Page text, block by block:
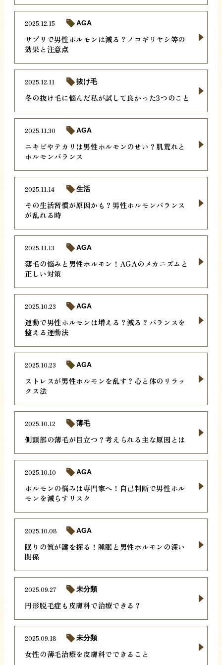
サプリで男性ホルモンは減る？ノコギリヤシ等の
効果と注意点
2025.12.15 AGA
冬の抜け毛に悩んだ私が試して良かった3つのこと
2025.12.11 抜け毛
ニキビやテカリは男性ホルモンのせい？肌荒れと
ホルモンバランス
2025.11.30 AGA
その生活習慣が原因かも？男性ホルモンバランス
が乱れる時
2025.11.14 生活
薄毛の悩みと男性ホルモン！AGAのメカニズムと
正しい対策
2025.11.13 AGA
運動で男性ホルモンは増える？減る？バランスを
整える運動法
2025.10.23 AGA
ストレスが男性ホルモンを乱す？心と体のリラッ
クス法
2025.10.23 AGA
側頭部の薄毛が目立つ？考えられる主な原因とは
2025.10.12 薄毛
ホルモンの悩みは専門家へ！自己判断で男性ホル
モンを減らすリスク
2025.10.10 AGA
眠りの質が鍵を握る！睡眠と男性ホルモンの深い
関係
2025.10.08 AGA
円形脱毛症も皮膚科で治療できる？
2025.09.27 未分類
女性の薄毛治療を皮膚科でできること
2025.09.18 未分類